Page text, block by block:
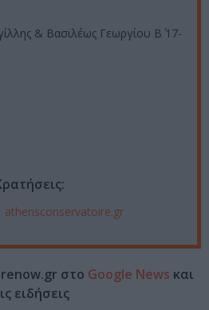
& Βασιλέως Γεωργίου Β΄ 17-
athensconservatoire.gr
στο Google News και
ειδήσεις